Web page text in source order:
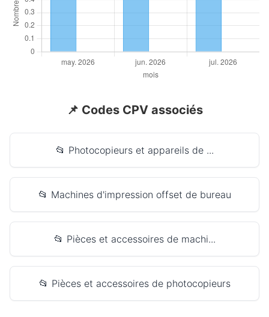
📌 Codes CPV associés
📂 Photocopieurs et appareils de ...
📂 Machines d'impression offset de bureau
📂 Pièces et accessoires de machi...
📂 Pièces et accessoires de photocopieurs